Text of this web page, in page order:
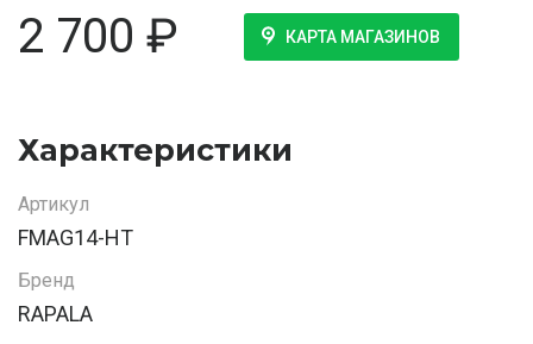
2 700 ₽ КАРТА МАГАЗИНОВ
Характеристики
Артикул
FMAG14-HT
Бренд
RAPALA